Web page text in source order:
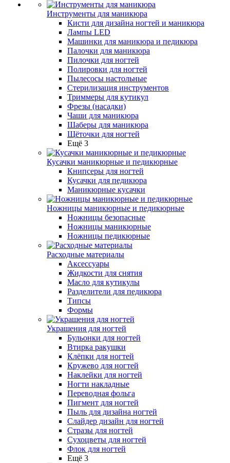
Инструменты для маникюра
Кисти для дизайна ногтей и маникюра
Лампы LED
Машинки для маникюра и педикюра
Палочки для маникюра
Пилочки для ногтей
Полировки для ногтей
Пылесосы настольные
Стерилизация инструментов
Триммеры для кутикул
Фрезы (насадки)
Чаши для маникюра
Шаберы для маникюра
Щёточки для ногтей
Ещё 3
Кусачки маникюрные и педикюрные
Книпсеры для ногтей
Кусачки для педикюра
Маникюрные кусачки
Ножницы маникюрные и педикюрные
Ножницы безопасные
Ножницы маникюрные
Ножницы педикюрные
Расходные материалы
Аксессуары
Жидкости для снятия
Масло для кутикулы
Разделители для педикюра
Типсы
Формы
Украшения для ногтей
Бульонки для ногтей
Втирка ракушки
Клёпки для ногтей
Кружево для ногтей
Наклейки для ногтей
Ногти накладные
Переводная фольга
Пигмент для ногтей
Пыль для дизайна ногтей
Слайдер дизайн для ногтей
Стразы для ногтей
Сухоцветы для ногтей
Флок для ногтей
Ещё 3